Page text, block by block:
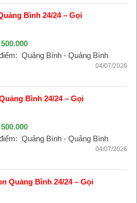
Bình 24/24 – Gọi
500.000
Quảng Bình - Quảng Bình
04/07/2026
Bình 24/24 – Gọi
500.000
Quảng Bình - Quảng Bình
04/07/2026
Quảng Bình 24/24 – Gọi